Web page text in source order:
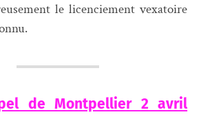
le licenciement vexatoire
de Montpellier 2 avril